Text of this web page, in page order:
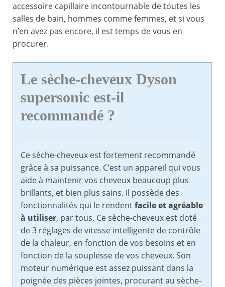
accessoire capillaire incontournable de toutes les
salles de bain, hommes comme femmes, et si vous
n’en avez pas encore, il est temps de vous en
procurer.
Le sèche-cheveux Dyson
supersonic est-il
recommandé ?
Ce sèche-cheveux est fortement recommandé
grâce à sa puissance. C’est un appareil qui vous
aide à maintenir vos cheveux beaucoup plus
brillants, et bien plus sains. Il possède des
fonctionnalités qui le rendentfacile et agréable
à utiliser, par tous. Ce sèche-cheveux est doté
de 3 réglages de vitesse intelligente de contrôle
de la chaleur, en fonction de vos besoins et en
fonction de la souplesse de vos cheveux. Son
moteur numérique est assez puissant dans la
poignée des pièces jointes, procurant au sèche-